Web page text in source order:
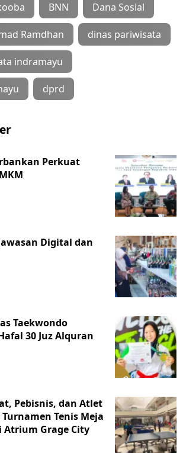
BNN Dana Sosial
Ramdhan dinas pariwisata
indramayu
dprd
Perkuat
Digital dan
Taekwondo
30 Juz Alquran
Pebisnis, dan Atlet
Tenis Meja
Atrium Grage City